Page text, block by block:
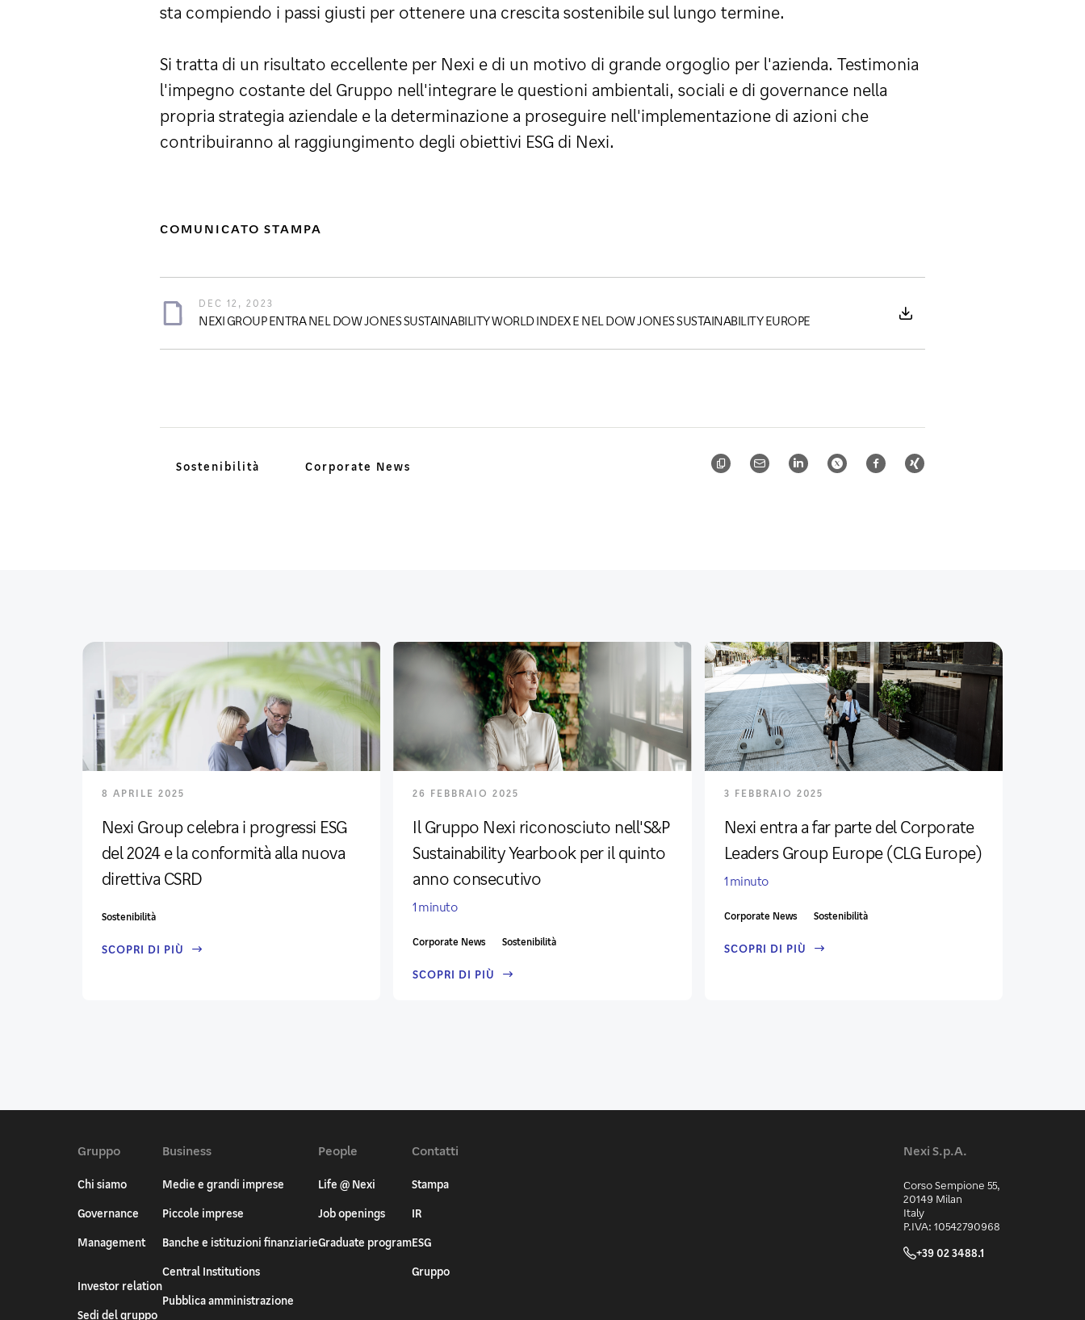
sta compiendo i passi giusti per ottenere una crescita sostenibile sul lungo termine.
Si tratta di un risultato eccellente per Nexi e di un motivo di grande orgoglio per l'azienda. Testimonia
l'impegno costante del Gruppo nell'integrare le questioni ambientali, sociali e di governance nella
propria strategia aziendale e la determinazione a proseguire nell'implementazione di azioni che
contribuiranno al raggiungimento degli obiettivi ESG di Nexi.
COMUNICATO STAMPA
DEC 12, 2023
NEXI GROUP ENTRA NEL DOW JONES SUSTAINABILITY WORLD INDEX E NEL DOW JONES SUSTAINABILITY EUROPE
Sostenibilità Corporate News
8 APRILE 2025
Nexi Group celebra i progressi ESG
del 2024 e la conformità alla nuova
direttiva CSRD
Sostenibilità
SCOPRI DI PIÙ
26 FEBBRAIO 2025
Il Gruppo Nexi riconosciuto nell'S&P
Sustainability Yearbook per il quinto
anno consecutivo
1 minuto
Corporate News Sostenibilità
SCOPRI DI PIÙ
3 FEBBRAIO 2025
Nexi entra a far parte del Corporate
Leaders Group Europe (CLG Europe)
1 minuto
Corporate News Sostenibilità
SCOPRI DI PIÙ
Gruppo
Chi siamo
Governance
Management
Investor relation
Sedi del gruppo
Business
Medie e grandi imprese
Piccole imprese
Banche e istituzioni finanziarie
Central Institutions
Pubblica amministrazione
People
Life @ Nexi
Job openings
Graduate program
Contatti
Stampa
IR
ESG
Gruppo
Nexi S.p.A.
Corso Sempione 55,
20149 Milan
Italy
P.IVA: 10542790968
+39 02 3488.1